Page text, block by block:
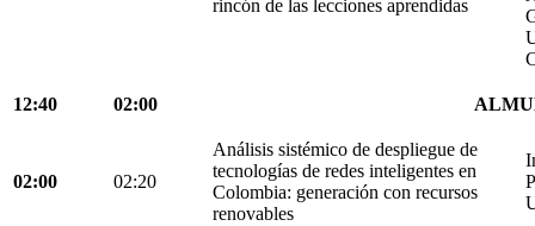
rincón de las lecciones aprendidas
12:40 02:00
02:00 02:20
Análisis sistémico de despliegue de
tecnologías de redes inteligentes en
Colombia: generación con recursos
renovables